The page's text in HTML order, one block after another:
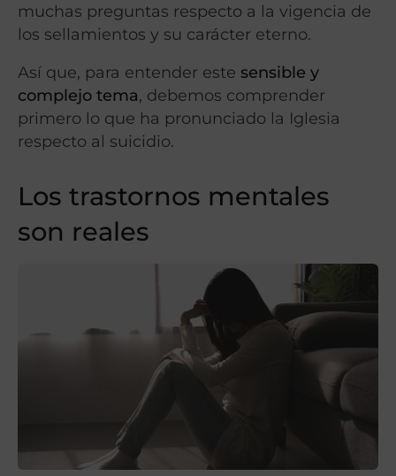
muchas preguntas respecto a la vigencia de
los sellamientos y su carácter eterno.
Así que, para entender este sensible y
complejo tema, debemos comprender
primero lo que ha pronunciado la Iglesia
respecto al suicidio.
Los trastornos mentales
son reales